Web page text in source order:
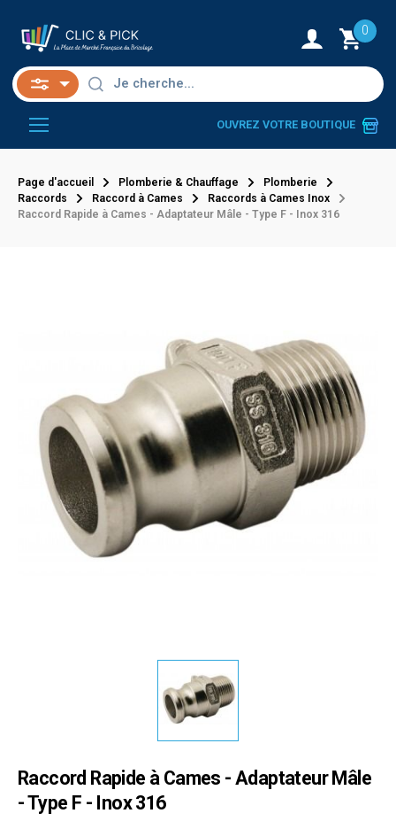
0
OUVREZ VOTRE BOUTIQUE
Page d'accueil Plomberie & Chauffage
Plomberie
Raccords
Raccord à Cames
Raccords à Cames Inox
Raccord Rapide à Cames - Adaptateur Mâle - Type F - Inox 316
Raccord Rapide à Cames - Adaptateur Mâle
- Type F - Inox 316